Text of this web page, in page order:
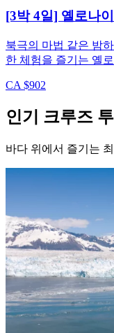
[3박 4일] 옐로나
북극의 마법 같은 밤
한 체험을 즐기는 옐
CA $902
인기 크루즈
바다 위에서 즐기는